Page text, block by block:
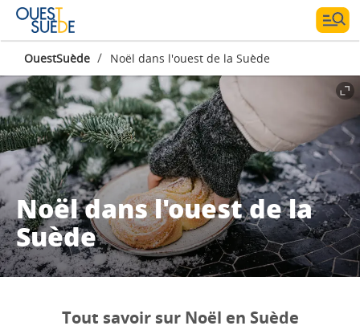
OuestSuède / Noël dans l'ouest de la Suède
Noël dans l'ouest de la
Suède
Tout savoir sur Noël en Suède